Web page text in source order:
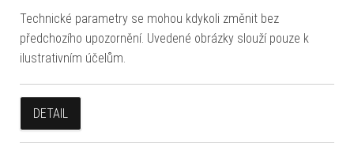
Technické parametry se mohou kdykoli změnit bez
předchozího upozornění. Uvedené obrázky slouží pouze k
ilustrativním účelům.
DETAIL